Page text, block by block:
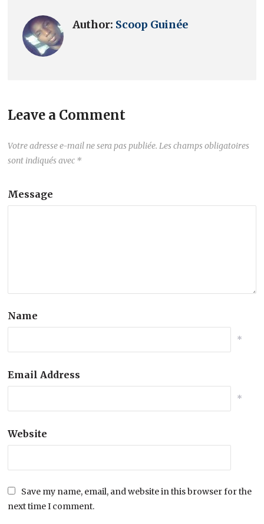
Author: Scoop Guinée
Leave a Comment
Votre adresse e-mail ne sera pas publiée. Les champs obligatoires
sont indiqués avec *
Message
Name
*
Email Address
*
Website
Save my name, email, and website in this browser for the
next time I comment.